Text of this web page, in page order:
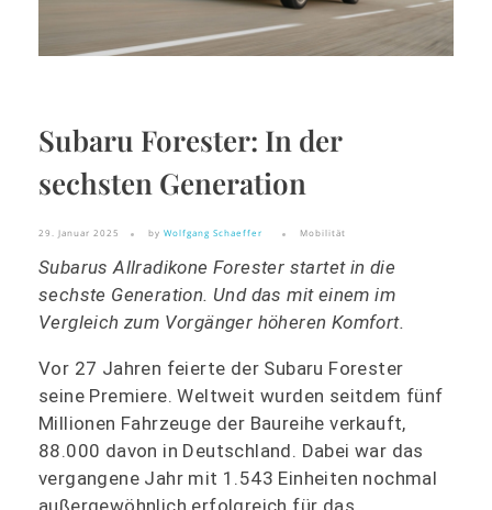
Subaru Forester: In der
sechsten Generation
29. Januar 2025 by Wolfgang Schaeffer Mobilität
Subarus Allradikone Forester startet in die
sechste Generation. Und das mit einem im
Vergleich zum Vorgänger höheren Komfort.
Vor 27 Jahren feierte der Subaru Forester
seine Premiere. Weltweit wurden seitdem fünf
Millionen Fahrzeuge der Baureihe verkauft,
88.000 davon in Deutschland. Dabei war das
vergangene Jahr mit 1.543 Einheiten nochmal
außergewöhnlich erfolgreich für das